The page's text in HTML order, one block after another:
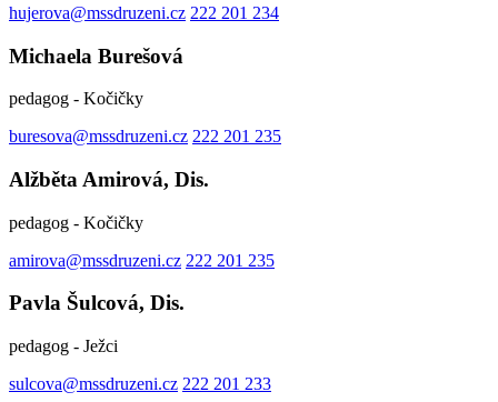
hujerova@mssdruzeni.cz 222 201 234
Michaela Burešová
pedagog - Kočičky
buresova@mssdruzeni.cz 222 201 235
Alžběta Amirová, Dis.
pedagog - Kočičky
amirova@mssdruzeni.cz 222 201 235
Pavla Šulcová, Dis.
pedagog - Ježci
sulcova@mssdruzeni.cz 222 201 233